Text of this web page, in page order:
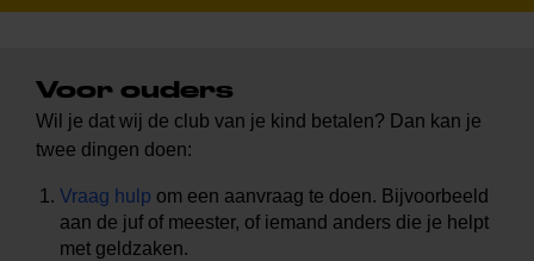
Voor ouders
Wil je dat wij de club van je kind betalen? Dan kan je
twee dingen doen:
Vraag hulp om een aanvraag te doen. Bijvoorbeeld
aan de juf of meester, of iemand anders die je helpt
met geldzaken.